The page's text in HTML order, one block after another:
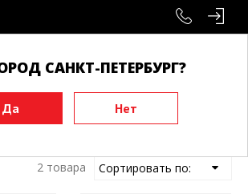
САНКТ-ПЕТЕРБУРГ?
татами, додянги Покупка
2 товара